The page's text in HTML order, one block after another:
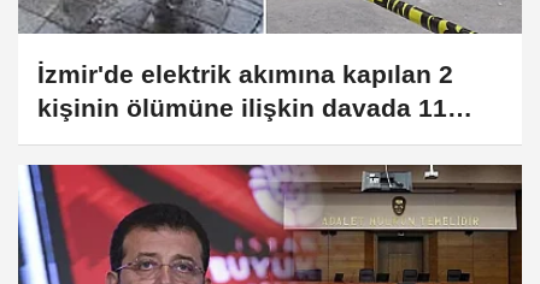
İzmir'de elektrik akımına kapılan 2
kişinin ölümüne ilişkin davada 11
sanığa tahliye